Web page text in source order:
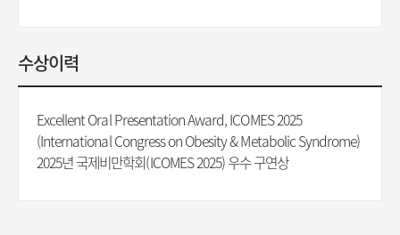
수상이력
Excellent Oral Presentation Award, ICOMES 2025
(International Congress on Obesity & Metabolic Syndrome)
2025년 국제비만학회(ICOMES 2025) 우수 구연상